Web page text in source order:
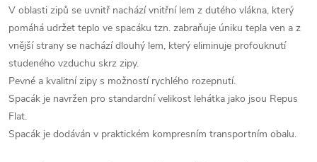
V oblasti zipů se uvnitř nachází vnitřní lem z dutého vlákna, který
pomáhá udržet teplo ve spacáku tzn. zabraňuje úniku tepla ven a z
vnější strany se nachází dlouhý lem, který eliminuje profouknutí
studeného vzduchu skrz zipy.
Pevné a kvalitní zipy s možností rychlého rozepnutí.
Spacák je navržen pro standardní velikost lehátka jako jsou Repus
Flat.
Spacák je dodáván v praktickém kompresním transportním obalu.